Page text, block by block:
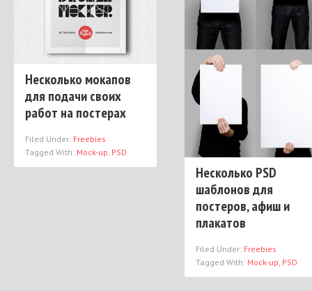
Несколько мокапов
для подачи своих
работ на постерах
Filed Under: Freebies
Tagged With: Mock-up, PSD
Несколько PSD
шаблонов для
постеров, афиш и
плакатов
Filed Under: Freebies
Tagged With: Mock-up PSD